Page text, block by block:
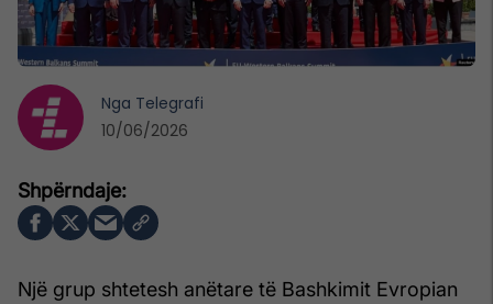
Një grup shtetesh anëtare të Bashkimit Evropian
Nga Telegrafi
10/06/2026